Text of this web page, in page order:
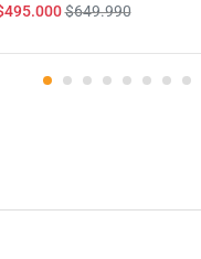
495.000$649.990